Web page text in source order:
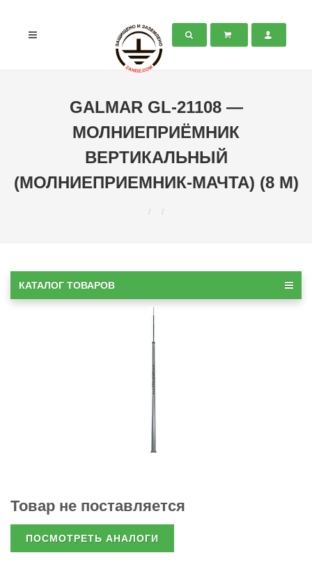
GALMAR GL-21108 —
МОЛНИЕПРИЁМНИК
ВЕРТИКАЛЬНЫЙ
(МОЛНИЕПРИЕМНИК-МАЧТА) (8 М)
КАТАЛОГ ТОВАРОВ
Товар не поставляется
ПОСМОТРЕТЬ АНАЛОГИ